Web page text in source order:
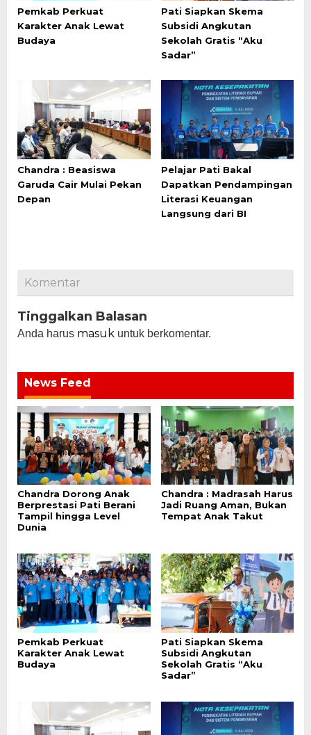
Pemkab Perkuat
Karakter Anak Lewat
Budaya
Pati Siapkan Skema
Subsidi Angkutan
Sekolah Gratis “Aku
Sadar”
Chandra : Beasiswa
Garuda Cair Mulai Pekan
Depan
Pelajar Pati Bakal
Dapatkan Pendampingan
Literasi Keuangan
Langsung dari BI
Komentar
Tinggalkan Balasan
Anda harus masuk untuk berkomentar.
News Feed
Chandra Dorong Anak
Berprestasi Pati Berani
Tampil hingga Level
Dunia
Chandra : Madrasah Harus
Jadi Ruang Aman, Bukan
Tempat Anak Takut
Pemkab Perkuat
Karakter Anak Lewat
Budaya
Pati Siapkan Skema
Subsidi Angkutan
Sekolah Gratis “Aku
Sadar”